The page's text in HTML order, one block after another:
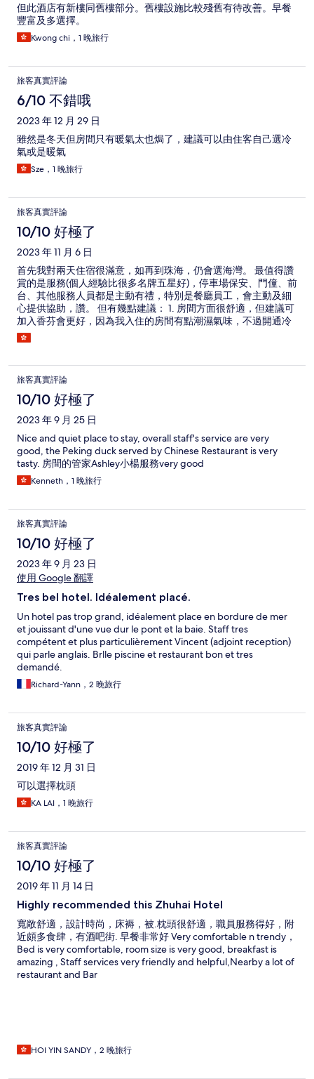
但此酒店有新樓同舊樓部分。舊樓設施比較殘舊有待改善。早餐
豐富及多選擇。
Kwong chi，1 晚旅行
旅客真實評論
6/10 不錯哦
2023 年 12 月 29 日
雖然是冬天但房間只有暖氣太也焗了，建議可以由住客自己選冷
氣或是暖氣
Sze，1 晚旅行
旅客真實評論
10/10 好極了
2023 年 11 月 6 日
首先我對兩天住宿很滿意，如再到珠海，仍會選海灣。 最值得讚
賞的是服務(個人經驗比很多名牌五星好)，停車場保安、門僮、前
台、其他服務人員都是主動有禮，特別是餐廳員工，會主動及細
心提供協助，讚。 但有幾點建議： 1. 房間方面很舒適，但建議可
加入香芬會更好，因為我入住的房間有點潮濕氣味，不過開通冷
氣很快就沒有了。 2. 停車場有充電(慢充)，這對港車北上十分友
好(賣點)，但各大訂房網站沒有這信息，可加入。 3. 如有小童入
旅客真實評論
10/10 好極了
2023 年 9 月 25 日
Nice and quiet place to stay, overall staff's service are very
good, the Peking duck served by Chinese Restaurant is very
tasty. 房間的管家Ashley小楊服務very good
Kenneth，1 晚旅行
旅客真實評論
10/10 好極了
2023 年 9 月 23 日
使用 Google 翻譯
Tres bel hotel. Idéalement placé.
Un hotel pas trop grand, idéalement place en bordure de mer
et jouissant d'une vue dur le pont et la baie. Staff tres
compétent et plus particulièrement Vincent (adjoint reception)
qui parle anglais. Brlle piscine et restaurant bon et tres
demandé.
Richard-Yann，2 晚旅行
旅客真實評論
10/10 好極了
2019 年 12 月 31 日
可以選擇枕頭
KA LAI，1 晚旅行
旅客真實評論
10/10 好極了
2019 年 11 月 14 日
Highly recommended this Zhuhai Hotel
寬敞舒適，設計時尚，床褥，被.枕頭很舒適，職員服務得好，附
近頗多食肆，有酒吧街. 早餐非常好 Very comfortable n trendy，
Bed is very comfortable, room size is very good, breakfast is
amazing , Staff services very friendly and helpful,Nearby a lot of
restaurant and Bar
HOI YIN SANDY，2 晚旅行